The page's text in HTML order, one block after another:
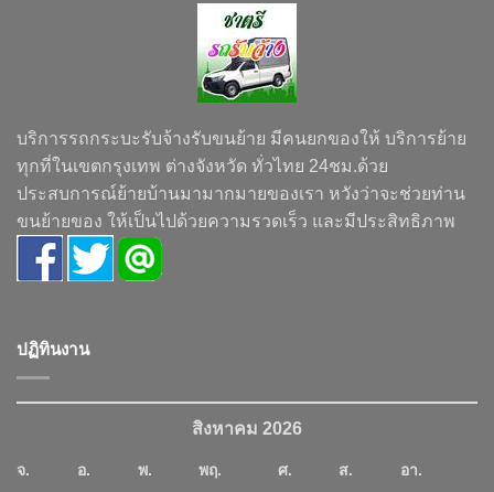
บริการรถกระบะรับจ้างรับขนย้าย มีคนยกของให้ บริการย้าย
ทุกที่ในเขตกรุงเทพ ต่างจังหวัด ทั่วไทย 24ชม.ด้วย
ประสบการณ์ย้ายบ้านมามากมายของเรา หวังว่าจะช่วยท่าน
ขนย้ายของ ให้เป็นไปด้วยความรวดเร็ว และมีประสิทธิภาพ
ปฏิทินงาน
สิงหาคม 2026
จ. อ. พ. พฤ. ศ. ส.
อา.